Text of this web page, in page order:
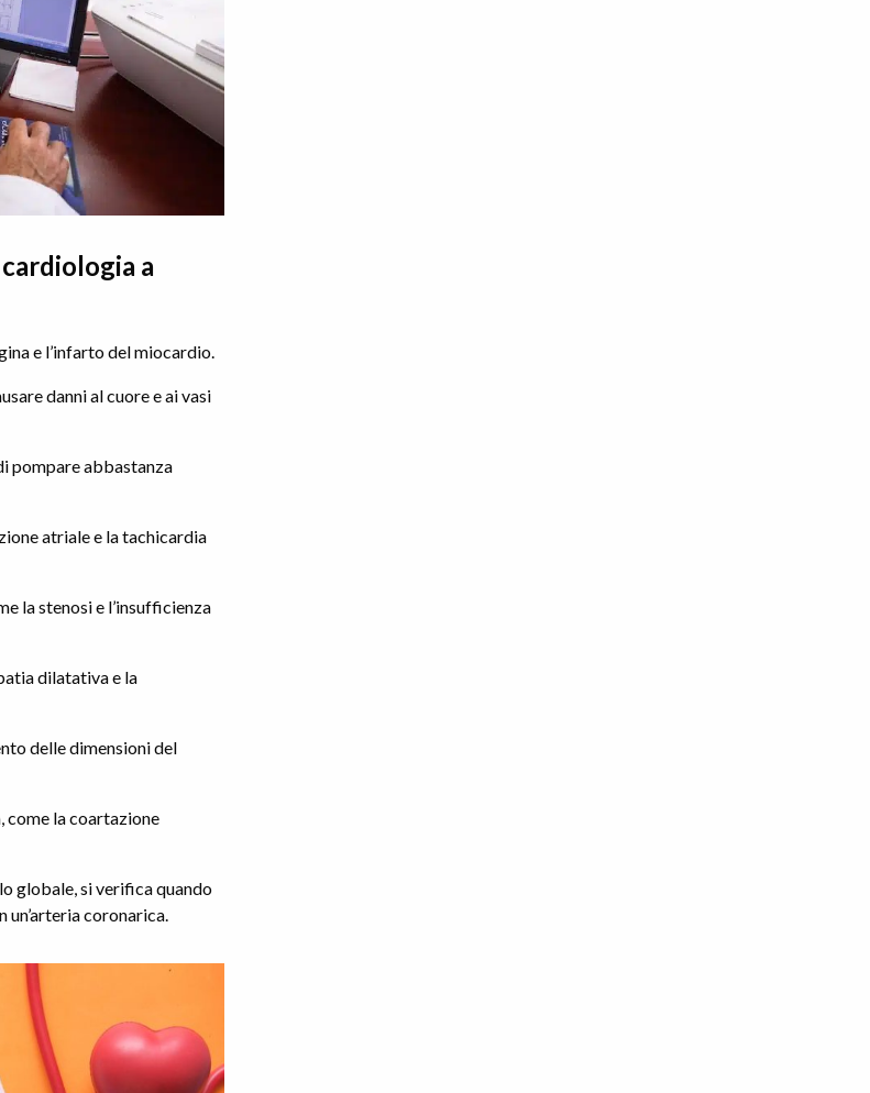
a
e l’infarto del miocardio.
danni al cuore e ai vasi
pompare abbastanza
atriale e la tachicardia
la stenosi e l’insufficienza
dilatativa e la
delle dimensioni del
come la coartazione
globale, si verifica quando
un’arteria coronarica.